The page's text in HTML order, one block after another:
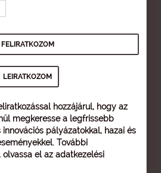
hozzájárul, hogy az
megkeresse a legfrissebb
innovációs pályázatokkal, hazai és
További
olvassa el az adatkezelési